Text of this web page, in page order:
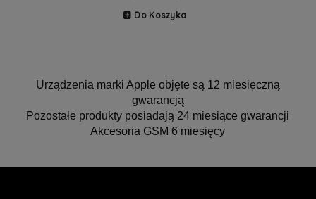
Do Koszyka
Urządzenia marki Apple objęte są 12 miesięczną
gwarancją
Pozostałe produkty posiadają 24 miesiące gwarancji
Akcesoria GSM 6 miesięcy